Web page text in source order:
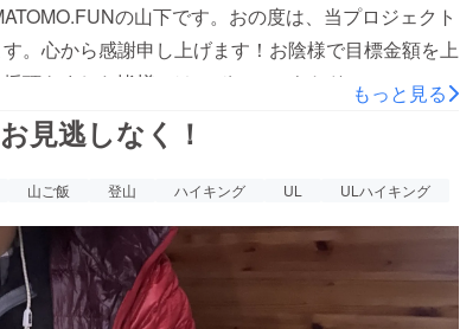
の山下です。おの度は、当プロジェクト
。心から感謝申し上げます！お陰様で目標金額を上
頂きました皆様には、ぜひ、アウトドアのフィール
インとギミックを楽しんで頂けますと幸いです。今
ルです。2023年11月【U.L. FUN Meal】製作開始
2024年2月【U.L. FUN Spoon】納品予定2024年2
届け先の変更がございましたら、プロジェクトペー
でにご連絡をお願い致します。YAMATOMO.FUNで
ーご登録者に優先してお伝えしておりますので、ぜ
。また、お気軽にお問い合わせ頂けるようLINEを
もっと見る
見逃しなく！
山ご飯 登山 ハイキング UL
ULハイキング